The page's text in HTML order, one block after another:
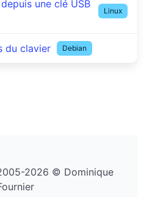
une clé USB
Linux
du clavier Debian
2026 © Dominique